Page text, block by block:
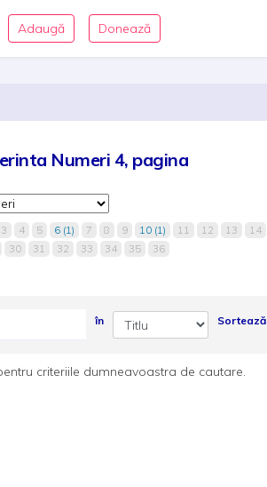
Adaugă Donează
Numeri 4, pagina
3 4 5 6 (1) 7 8 9 10 (1) 11 12 13 14
30 31 32 33 34 35 36
în Sortează
criteriile dumneavoastra de cautare.